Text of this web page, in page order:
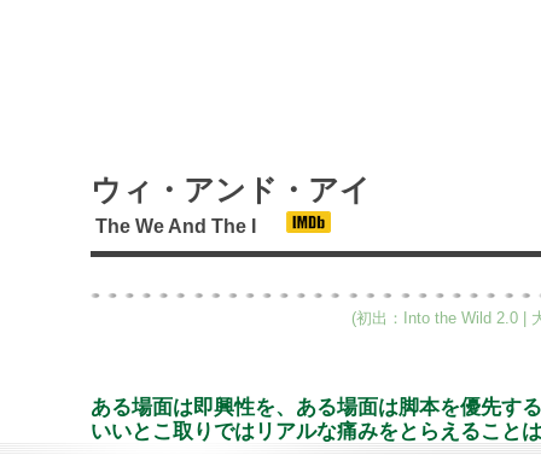
ウィ・アンド・アイ
The We And The I
(初出：Into the Wild 2.0 |
ある場面は即興性を、ある場面は脚本を優先する
いいとこ取りではリアルな痛みをとらえること